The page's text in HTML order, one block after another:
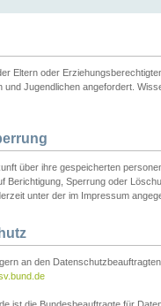
Eltern oder
Jugendlichen angefordert.
über ihre gespeicherten
Berichtigung, Sperrung oder
unter der im Impressum
an den